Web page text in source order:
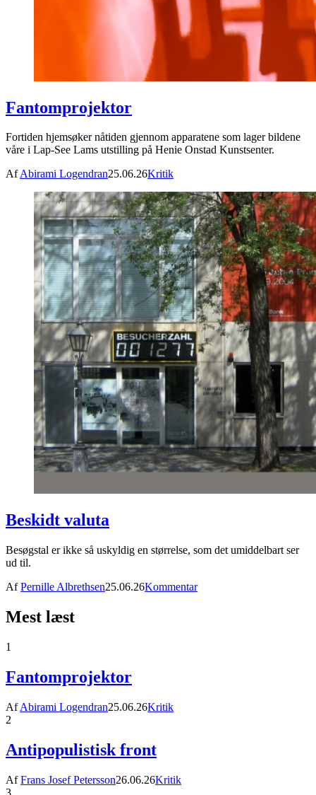
Fantomprojektor
Fortiden hjemsøker nåtiden gjennom apparatene som lager bildene
våre i Lap-See Lams utstilling på Henie Onstad Kunstsenter.
AfAbirami Logendran25.06.26Kritik
Beskidt valuta
Besøgstal er ikke så uskyldig en størrelse, som det umiddelbart ser
ud til.
AfPernille Albrethsen25.06.26Kommentar
Mest læst
1
Fantomprojektor
AfAbirami Logendran25.06.26Kritik
2
Antipopulistisk front
AfFrans Josef Petersson26.06.26Kritik
3